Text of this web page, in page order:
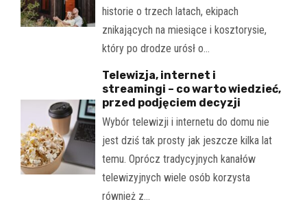
historie o trzech latach, ekipach
znikających na miesiące i kosztorysie,
który po drodze urósł o…
Telewizja, internet i
streamingi – co warto wiedzieć,
przed podjęciem decyzji
Wybór telewizji i internetu do domu nie
jest dziś tak prosty jak jeszcze kilka lat
temu. Oprócz tradycyjnych kanałów
telewizyjnych wiele osób korzysta
również z…